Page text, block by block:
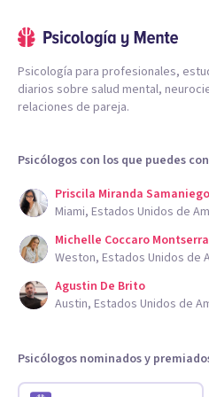
Psicología para profesionales,
diarios sobre salud mental,
relaciones de pareja.
Psicólogos con los que puedes
Priscila Miranda Samaniego
Miami, Estados Unidos de
Michelle Coccaro
Weston, Estados Unidos de
Agustin De Brito
Austin, Estados Unidos de
Psicólogos nominados y